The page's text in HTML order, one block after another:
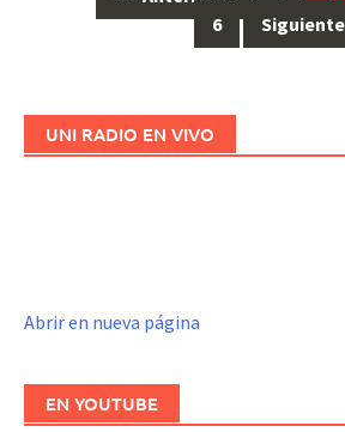
6
UNI RADIO EN VIVO
Abrir en nueva página
EN YOUTUBE